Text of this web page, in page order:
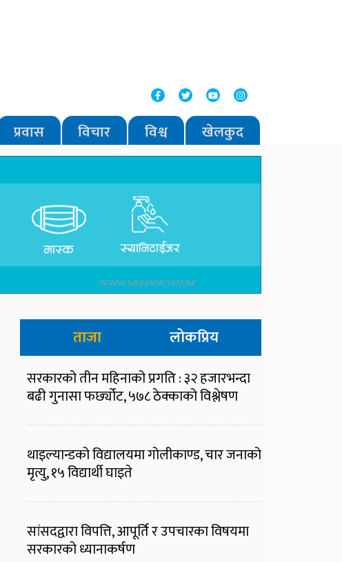
प्रवास विचार विश्व खेलकुद
ताजा लोकप्रिय
सरकारको तीन महिनाको प्रगति : ३२ हजारभन्दा
बढी गुनासा फर्छ्योट, ५७८ ठेक्काको विश्लेषण
थाइल्यान्डको विद्यालयमा गोलीकाण्ड, चार जनाको
मृत्यु, १५ विद्यार्थी घाइते
सांसदद्वारा विपत्ति, आपूर्ति र उपचारका विषयमा
सरकारको ध्यानाकर्षण